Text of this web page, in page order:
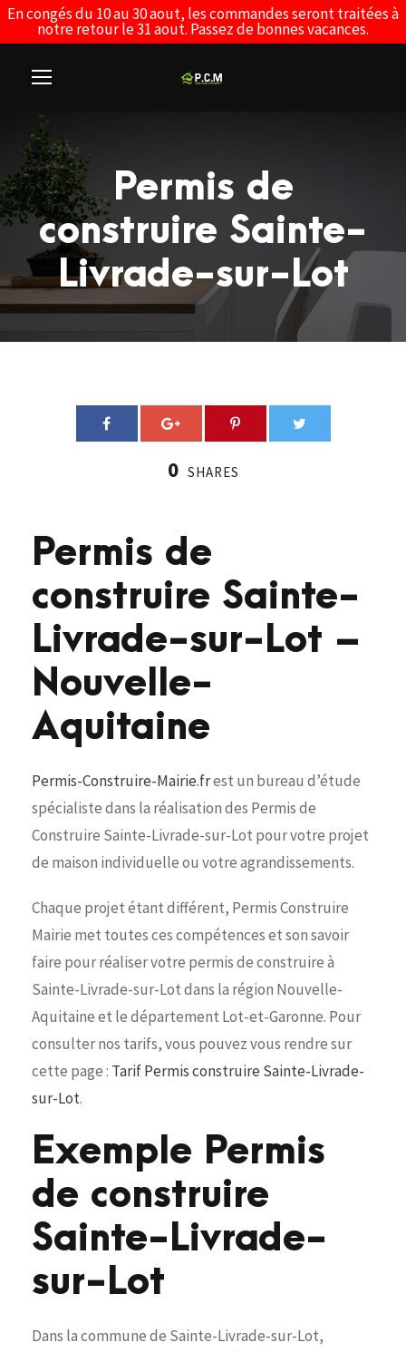
En congés du 10 au 30 aout, les commandes seront traitées à
notre retour le 31 aout. Passez de bonnes vacances.
Permis de
construire Sainte-
Livrade-sur-Lot
0 SHARES
Permis de
construire Sainte-
Livrade-sur-Lot –
Nouvelle-
Aquitaine
Permis-Construire-Mairie.frest un bureau d’étude
spécialiste dans la réalisation des Permis de
Construire Sainte-Livrade-sur-Lot pour votre projet
de maison individuelle ou votre agrandissements.
Chaque projet étant différent, Permis Construire
Mairie met toutes ces compétences et son savoir
faire pour réaliser votre permis de construire à
Sainte-Livrade-sur-Lot dans la région Nouvelle-
Aquitaine et le département Lot-et-Garonne. Pour
consulter nos tarifs, vous pouvez vous rendre sur
cette page : Tarif Permis construire Sainte-Livrade-
sur-Lot.
Exemple Permis
de construire
Sainte-Livrade-
sur-Lot
Dans la commune de Sainte-Livrade-sur-Lot,